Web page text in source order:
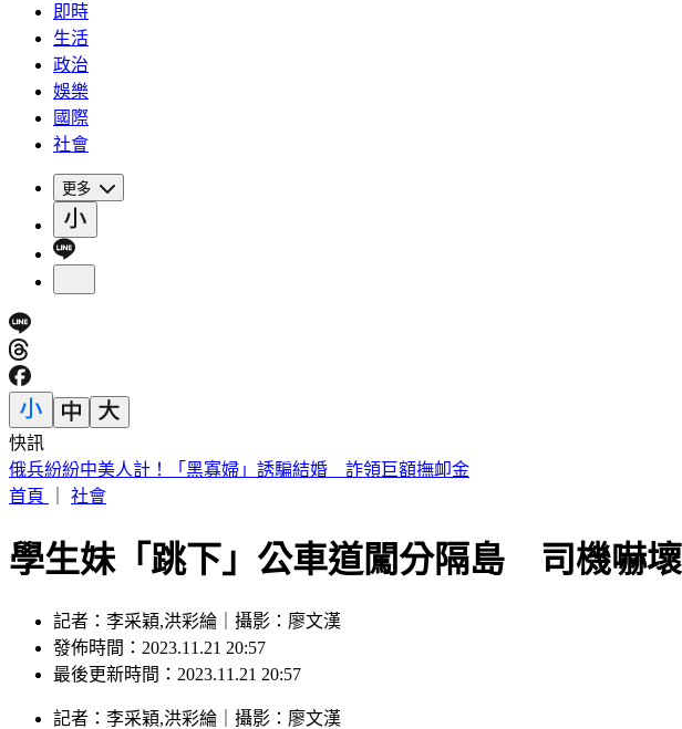
即時
生活
政治
娛樂
國際
社會
更多
快訊
今關公生辰！專家示警「牛肉千萬別碰」 最佳祭拜點5類人快拜
首頁
社會
學生妹「跳下」公車道闖分隔島 司機嚇
記者：李采穎,洪彩綸｜攝影：廖文漢
發佈時間：2023.11.21 20:57
最後更新時間：2023.11.21 20:57
記者 ： 李采穎,洪彩綸 攝影 ： 廖文漢